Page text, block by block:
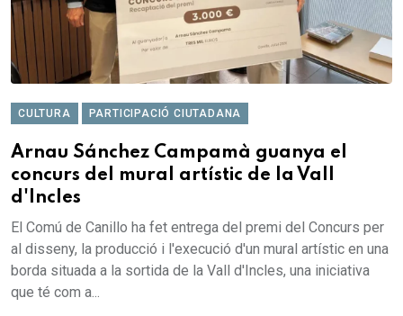
CULTURA PARTICIPACIÓ CIUTADANA
Arnau Sánchez Campamà guanya el
concurs del mural artístic de la Vall
d'Incles
El Comú de Canillo ha fet entrega del premi del Concurs per
al disseny, la producció i l'execució d'un mural artístic en una
borda situada a la sortida de la Vall d'Incles, una iniciativa
que té com a...